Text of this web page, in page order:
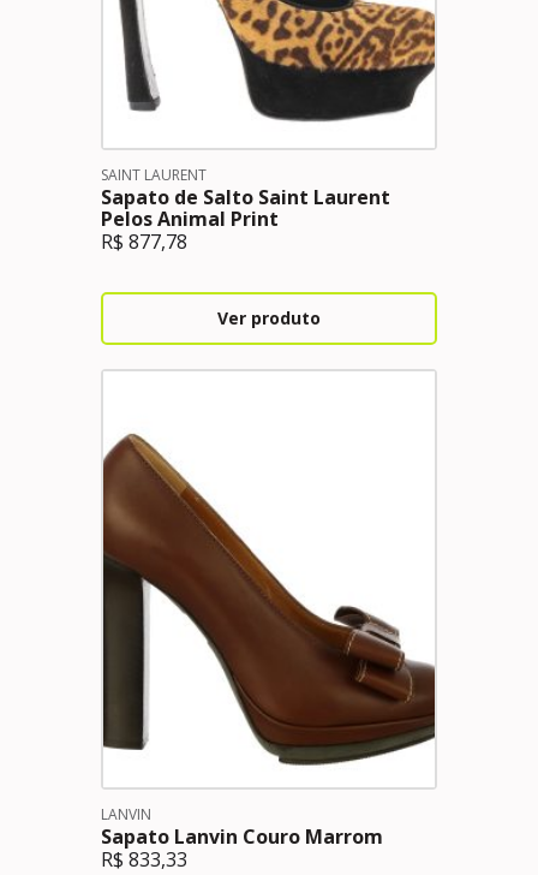
SAINT LAURENT
Sapato de Salto Saint Laurent
Pelos Animal Print
R$ 877,78
Ver produto
LANVIN
Sapato Lanvin Couro Marrom
R$ 833,33